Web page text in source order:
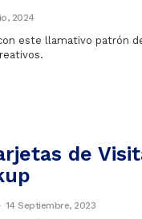
2024
este llamativo patrón
de
14 Septiembre, 2023